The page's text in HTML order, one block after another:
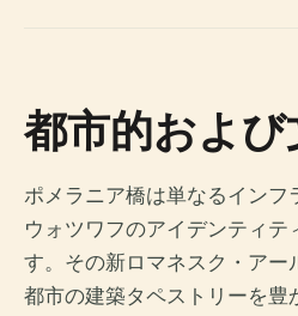
都市的およ
ポメラニア橋は単なるインフ
ウォツワフのアイデンティテ
す。その新ロマネスク・アー
都市の建築タペストリーを豊